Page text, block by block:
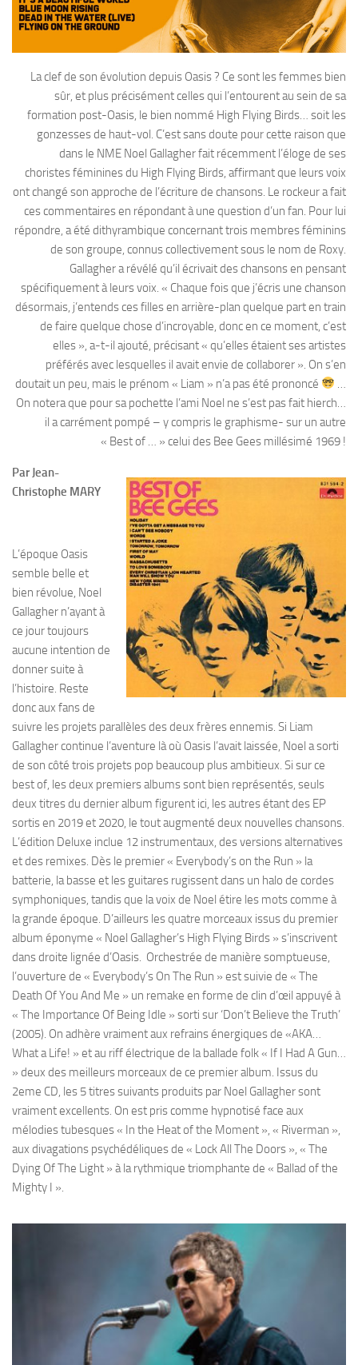
La clef de son évolution depuis Oasis ? Ce sont les femmes bien
sûr, et plus précisément celles qui l’entourent au sein de sa
formation post-Oasis, le bien nommé High Flying Birds… soit les
gonzesses de haut-vol. C’est sans doute pour cette raison que
dans le NME Noel Gallagher fait récemment l’éloge de ses
choristes féminines du High Flying Birds, affirmant que leurs voix
ont changé son approche de l’écriture de chansons. Le rockeur a fait
ces commentaires en répondant à une question d’un fan. Pour lui
répondre, a été dithyrambique concernant trois membres féminins
de son groupe, connus collectivement sous le nom de Roxy.
Gallagher a révélé qu’il écrivait des chansons en pensant
spécifiquement à leurs voix. « Chaque fois que j’écris une chanson
désormais, j’entends ces filles en arrière-plan quelque part en train
de faire quelque chose d’incroyable, donc en ce moment, c’est
elles », a-t-il ajouté, précisant « qu’elles étaient ses artistes
préférés avec lesquelles il avait envie de collaborer ». On s’en
doutait un peu, mais le prénom « Liam » n’a pas été prononcé
On notera que pour sa pochette l’ami Noel ne s’est pas fait hierch…
il a carrément pompé – y compris le graphisme- sur un autre
« Best of … » celui des Bee Gees millésimé 1969 !
Par Jean-
Christophe MARY
L’époque Oasis
semble belle et
bien révolue, Noel
Gallagher n’ayant à
ce jour toujours
aucune intention de
donner suite à
l’histoire. Reste
donc aux fans de
suivre les projets parallèles des deux frères ennemis. Si Liam
Gallagher continue l’aventure là où Oasis l’avait laissée, Noel a sorti
de son côté trois projets pop beaucoup plus ambitieux. Si sur ce
best of, les deux premiers albums sont bien représentés, seuls
deux titres du dernier album figurent ici, les autres étant des EP
sortis en 2019 et 2020, le tout augmenté deux nouvelles chansons.
L’édition Deluxe inclue 12 instrumentaux, des versions alternatives
et des remixes. Dès le premier « Everybody’s on the Run » la
batterie, la basse et les guitares rugissent dans un halo de cordes
symphoniques, tandis que la voix de Noel étire les mots comme à
la grande époque. D’ailleurs les quatre morceaux issus du premier
album éponyme « Noel Gallagher’s High Flying Birds » s’inscrivent
dans droite lignée d’Oasis. Orchestrée de manière somptueuse,
l’ouverture de « Everybody’s On The Run » est suivie de « The
Death Of You And Me » un remake en forme de clin d’œil appuyé à
« The Importance Of Being Idle » sorti sur ‘Don’t Believe the Truth’
(2005). On adhère vraiment aux refrains énergiques de «AKA…
What a Life! » et au riff électrique de la ballade folk « If I Had A Gun…
» deux des meilleurs morceaux de ce premier album. Issus du
2eme CD, les 5 titres suivants produits par Noel Gallagher sont
vraiment excellents. On est pris comme hypnotisé face aux
mélodies tubesques « In the Heat of the Moment », « Riverman »,
aux divagations psychédéliques de « Lock All The Doors », « The
Dying Of The Light » à la rythmique triomphante de « Ballad of the
Mighty I ».